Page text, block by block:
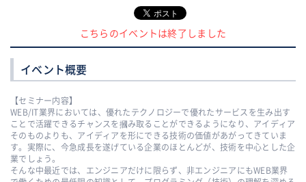
こちらのイベントは終了しました
イベント概要
【セミナー内容】
WEB/IT業界においては、優れたテクノロジーで優れたサービスを生み出す
ことで活躍できるチャンスを摑み取ることができるようになり、アイディア
そのものよりも、アイディアを形にできる技術の価値があがってきていま
す。実際に、今急成長を遂げている企業のほとんどが、技術を中心とした企
業でしょう。
そんな中最近では、エンジニアだけに限らず、非エンジニアにもWEB業界